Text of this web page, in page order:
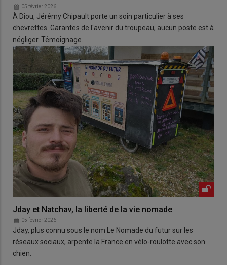
05 février 2026
À Diou, Jérémy Chipault porte un soin particulier à ses
chevrettes. Garantes de l'avenir du troupeau, aucun poste est à
négliger. Témoignage.
Jday et Natchav, la liberté de la vie nomade
05 février 2026
Jday, plus connu sous le nom Le Nomade du futur sur les
réseaux sociaux, arpente la France en vélo-roulotte avec son
chien.